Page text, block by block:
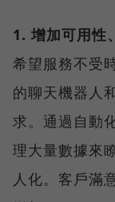
1. 增加可用性
希望服務不受
的聊天機器人
求。通過自動
理大量數據來
人化。客戶滿